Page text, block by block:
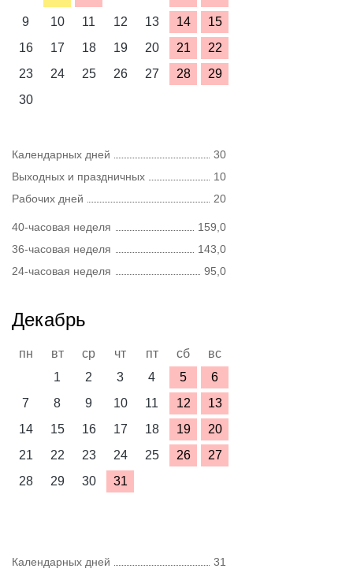
9
10 11 12 13 14
15
16
17 18 19 20 21
22
23
24 25 26 27 28
29
30
Календарных дней
30
Выходных и праздничных
10
Рабочих дней
20
40-часовая неделя
159,0
36-часовая неделя
143,0
24-часовая неделя
95,0
Декабрь
пн вт ср чт пт сб
вс
1
2 3 4 5
6
7
8 9 10 11 12
13
14
15 16 17 18 19
20
21
22 23 24 25 26
27
28
29 30 31
Календарных дней
31